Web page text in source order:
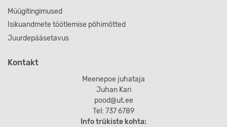
Müügitingimused
Isikuandmete töötlemise põhimõtted
Juurdepääsetavus
Kontakt
Meenepoe juhataja
Juhan Kari
pood@ut.ee
Tel: 737 6789
Info trükiste kohta: